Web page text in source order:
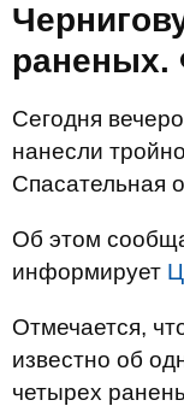
Сегодня
нанесли
Спасательная
Об этом
информирует
Отмечается,
известно об
четырех